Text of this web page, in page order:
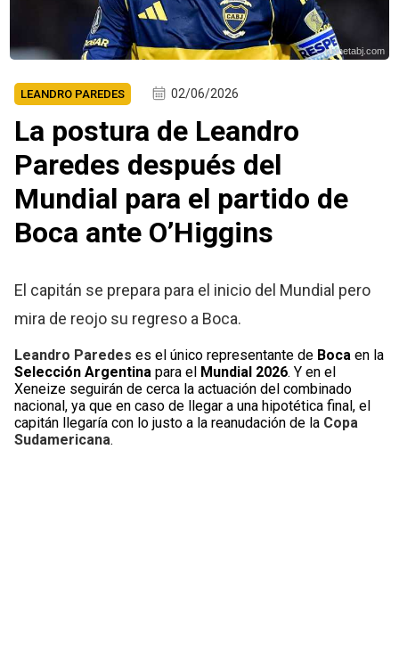
planetabj.com
LEANDRO PAREDES 02/06/2026
La postura de Leandro
Paredes después del
Mundial para el partido de
Boca ante O’Higgins
El capitán se prepara para el inicio del Mundial pero
mira de reojo su regreso a Boca.
Leandro Paredes es el único representante de Boca en la
Selección Argentina para el Mundial 2026. Y en el
Xeneize seguirán de cerca la actuación del combinado
nacional, ya que en caso de llegar a una hipotética final, el
capitán llegaría con lo justo a la reanudación de la Copa
Sudamericana.